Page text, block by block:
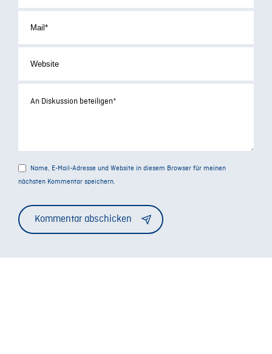
Name, E-Mail-Adresse und Website in diesem Browser für meinen
nächsten Kommentar speichern.